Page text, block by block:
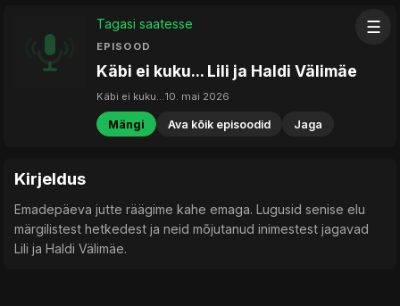
☰
Tagasi saatesse
EPISOOD
Käbi ei kuku... Lili ja Haldi Välimäe
Käbi ei kuku... 10. mai 2026
Mängi Ava kõik episoodid Jaga
Kirjeldus
Emadepäeva jutte räägime kahe emaga. Lugusid senise elu
märgilistest hetkedest ja neid mõjutanud inimestest jagavad
Lili ja Haldi Välimäe.